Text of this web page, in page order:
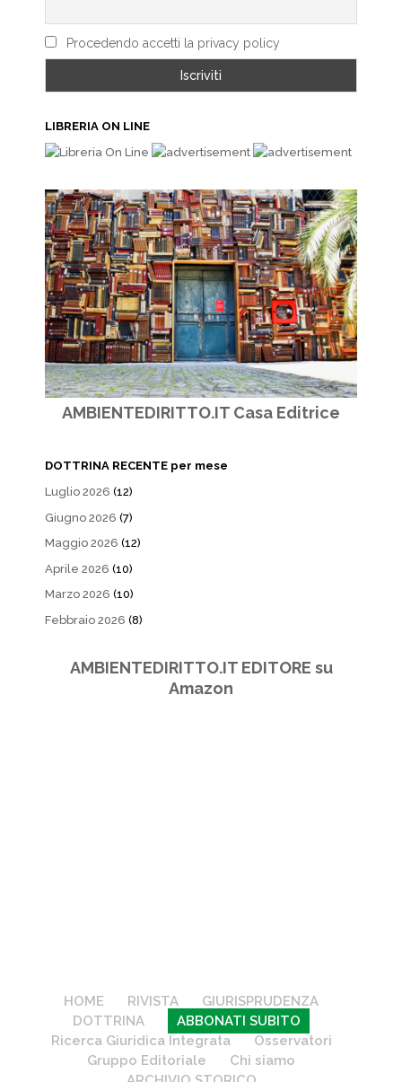
Procedendo accetti la privacy policy
LIBRERIA ON LINE
AMBIENTEDIRITTO.IT Casa Editrice
DOTTRINA RECENTE per mese
Luglio 2026 (12)
Giugno 2026 (7)
Maggio 2026 (12)
Aprile 2026 (10)
Marzo 2026 (10)
Febbraio 2026 (8)
AMBIENTEDIRITTO.IT EDITORE su
Amazon
HOME RIVISTA
GIURISPRUDENZA
DOTTRINA
ABBONATI SUBITO
Ricerca Giuridica Integrata
Osservatori
Gruppo Editoriale
Chi siamo